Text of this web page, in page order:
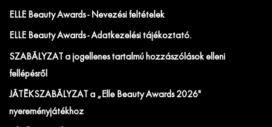
ELLE Beauty Awards - Nevezési feltételek
ELLE Beauty Awards - Adatkezelési tájékoztató.
SZABÁLYZAT a jogellenes tartalmú hozzászólások elleni
fellépésről
JÁTÉKSZABÁLYZAT a „Elle Beauty Awards 2026"
nyereményjátékhoz